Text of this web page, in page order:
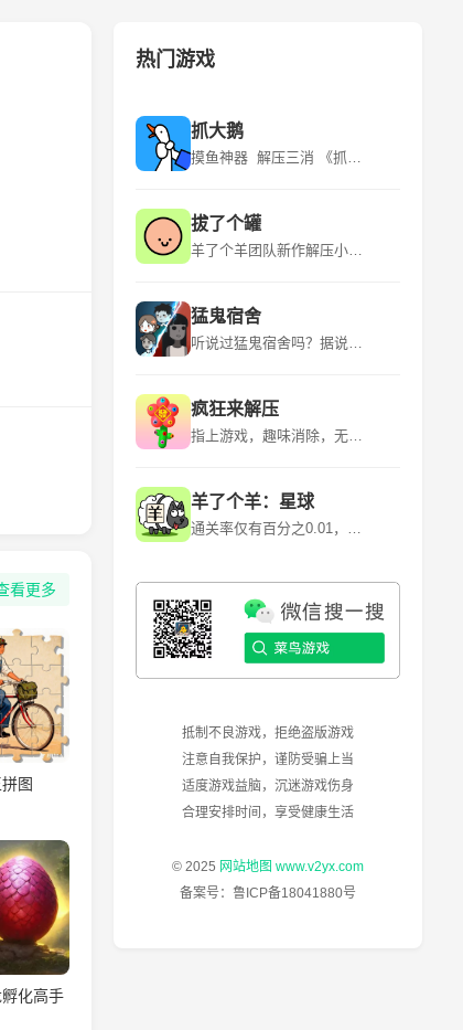
看更多
图
化高手
热门游戏
抓大鹅
摸鱼神器 解压三消 《抓大鹅》是青岛蓝飞互娱科技股份有限公司推出的一款休闲益智类型的游戏，该游戏平台为微信小程序，适应年龄为18+，游戏语言为中文，于2024年3月6日发行。 《抓大鹅》游戏有很多玩法，在游玩的时候是可以自由的选择自己比较喜欢的关卡的。游戏的流程是看到出现的物品时就可以直接开始点击，用户通过“购物篮子”特定背景下，找到三个一样的物品将其消除。游玩的时候遇到比较困难的地方的时候是可以点击提示的，让玩家能够获得关键的线索。 该游戏的特点是玩法众多、超多关卡、实时排名、操作简单。
拔了个罐
羊了个羊团队新作解压小游戏！~ 《拔了个罐》是一款以拔罐为主题的休闲益智小游戏，游戏融合了“拧螺丝”玩法，玩家需要将杂乱摆放的罐罐放置到对应颜色的客人身上，凑齐三个即可消除，完成关卡挑战。游戏中还有丰富的装扮、舞蹈等元素，为玩家带来全新的游戏体验。 《拔了个罐》是简游互娱推出的一款小游戏，继承了“羊了个羊”的美术风格，玩法上融合了时下火爆全球的“拧螺丝”，上线首日即空降微信小游戏榜第23名。游戏以拔罐为主题，结合了除湿气等热门话题，引发玩家情感共鸣。
猛鬼宿舍
听说过猛鬼宿舍吗？据说那里有宝藏，快去吧 《猛鬼宿舍》是一款2D塔防小游戏。游戏中玩家需躲避猎梦者的追捕，寻找适合自己的宿舍躲避，并发展经济建造炮台，抵御猎梦者。游戏中玩家只可以在房间中的空地板上进行建造，玩家点击空地板后，出现建筑菜单。游戏中玩家需要根据自己当前的经济选择性建造建筑，发现一条符合自己发展的道路。玩家需要将猎梦者猎梦者击败或者抵御至天亮方可获胜，反之猎梦者抓到玩家则玩家失败。 欢迎大家下载~如果有什么好的想法和建议还有期待，也欢迎大家在评论区留言哦！ 后续可能的计划： 启用昼夜模式/开发自走棋类淘汰玩法/开发多人合作闯关玩法/推出猛鬼视角/推出非对称对抗玩法等等~
疯狂来解压
指上游戏，趣味消除，无限解压！ 《疯狂来解压》是一款以解压为主题的益智类手游，它提供了多种有趣的解压方式，如挤压泡泡、切割肥皂、整理物品等，让玩家在轻松愉快的氛围中释放压力。游戏画面精美，色彩丰富，音效逼真，为玩家带来沉浸式的解压体验。 《疯狂来解压》是一款充满创意和挑战的休闲游戏，它结合了多种解压元素和趣味关卡，让玩家在享受解压乐趣的同时，也能锻炼自己的逻辑思维和反应能力。游戏操作简单易上手，适合所有年龄段的玩家，是放松心情、消磨时间的绝佳选择。
羊了个羊：星球
通关率仅有百分之0.01，快来挑战！~ 《羊了个羊》是一款卡通背景消除闯关游戏，游戏利用各种道具和提示来消除每一个关卡当中的障碍和陷阱。 《羊了个羊》是由北京简游科技有限公司开发的一款休闲益智类微信小程序游戏，于2022年6月13日正式上线。其核心玩法是通过消除关卡中的障碍和陷阱来通关，但第二关的难度极高，通关率仅为0.1%左右。
抵制不良游戏，拒绝盗版游戏
注意自我保护，谨防受骗上当
适度游戏益脑，沉迷游戏伤身
合理安排时间，享受健康生活
© 2025 网站地图 www.v2yx.com
备案号： 鲁ICP备18041880号